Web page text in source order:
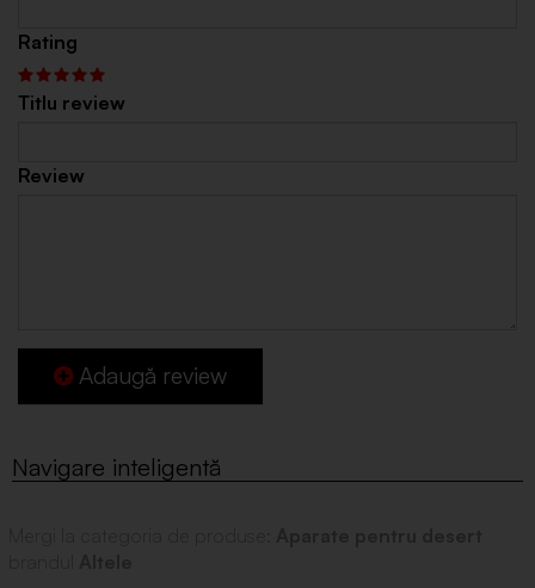
Rating
Titlu review
Review
Adaugă review